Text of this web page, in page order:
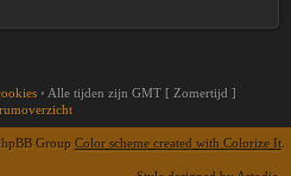
• Alle tijden zijn GMT [ Zomertijd ]
Group Color scheme created with Colorize It